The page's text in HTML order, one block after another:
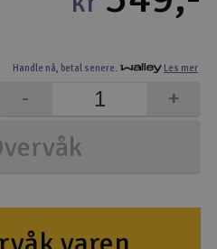
& byggesett
Handle nå, betal senere. Les mer
+
-